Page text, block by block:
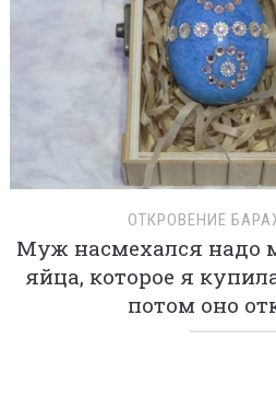
ОТКРОВЕНИЕ
Муж насмехался надо
яйца, которое я
потом оно